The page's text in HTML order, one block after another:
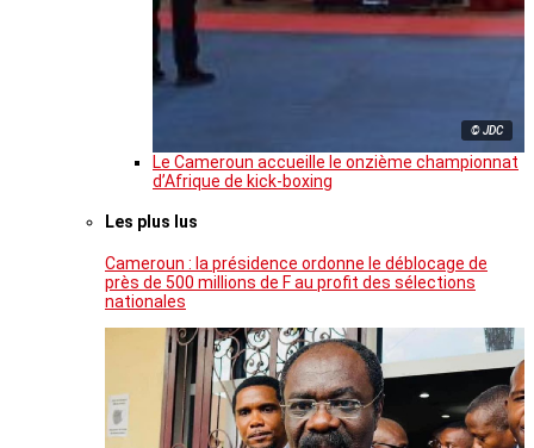
© JDC
Le Cameroun accueille le onzième championnat
d’Afrique de kick-boxing
Les plus lus
Cameroun : la présidence ordonne le déblocage de
près de 500 millions de F au profit des sélections
nationales